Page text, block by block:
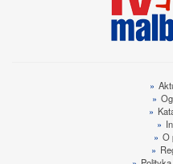
»
»
»
»
» O
»